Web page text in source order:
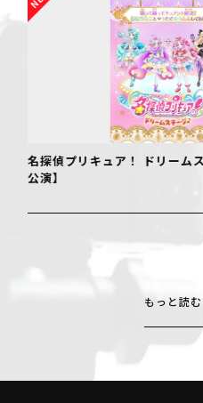
名探偵プリキュア！ ドリーム
公演】
もっと読む